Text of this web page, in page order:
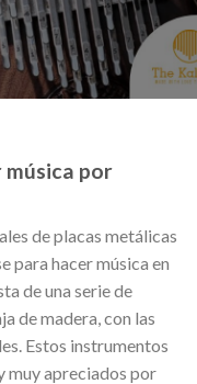
música por
de placas metálicas
para hacer música en
de una serie de
de madera, con las
Estos instrumentos
muy apreciados por